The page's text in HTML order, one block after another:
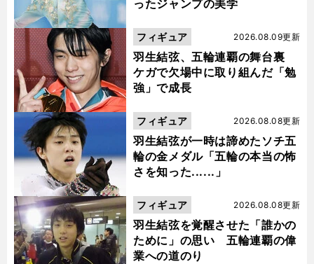
ったジャンプの美学
羽生結弦、五輪連覇の舞台裏
ケガで欠場中に取り組んだ「勉
強」で成長
2026.08.09更新
フィギュア
羽生結弦が一時は諦めたソチ五
輪の金メダル「五輪の本当の怖
さを知った......」
2026.08.08更新
フィギュア
羽生結弦を覚醒させた「誰かの
ために」の思い 五輪連覇の偉
業への道のり
2026.08.08更新
フィギュア